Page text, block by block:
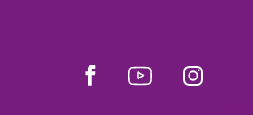
FacebookYoutubeInstagram